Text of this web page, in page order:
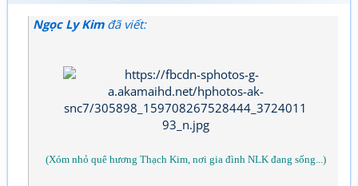
Ngọc Ly Kimđã viết:
(Xóm nhỏ quê hương Thạch Kim, nơi gia đình NLK đang sống...)